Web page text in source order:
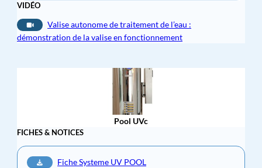
VIDÉO
Valise autonome de traitement de l’eau :
démonstration de la valise en fonctionnement
Pool UVc
FICHES & NOTICES
Fiche Systeme UV POOL